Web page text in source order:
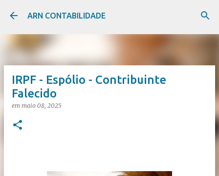
Pular para o conteúdo principal
ARN CONTABILIDADE
IRPF - Espólio - Contribuinte
Falecido
em maio 08, 2025